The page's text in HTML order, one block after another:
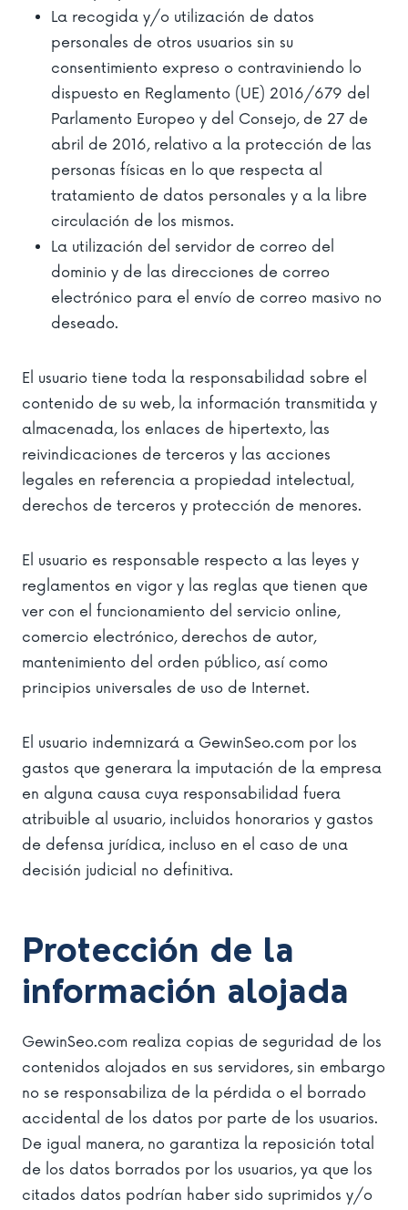
La recogida y/o utilización de datos
personales de otros usuarios sin su
consentimiento expreso o contraviniendo lo
dispuesto en Reglamento (UE) 2016/679 del
Parlamento Europeo y del Consejo, de 27 de
abril de 2016, relativo a la protección de las
personas físicas en lo que respecta al
tratamiento de datos personales y a la libre
circulación de los mismos.
La utilización del servidor de correo del
dominio y de las direcciones de correo
electrónico para el envío de correo masivo no
deseado.
El usuario tiene toda la responsabilidad sobre el
contenido de su web, la información transmitida y
almacenada, los enlaces de hipertexto, las
reivindicaciones de terceros y las acciones
legales en referencia a propiedad intelectual,
derechos de terceros y protección de menores.
El usuario es responsable respecto a las leyes y
reglamentos en vigor y las reglas que tienen que
ver con el funcionamiento del servicio online,
comercio electrónico, derechos de autor,
mantenimiento del orden público, así como
principios universales de uso de Internet.
El usuario indemnizará a GewinSeo.com por los
gastos que generara la imputación de la empresa
en alguna causa cuya responsabilidad fuera
atribuible al usuario, incluidos honorarios y gastos
de defensa jurídica, incluso en el caso de una
decisión judicial no definitiva.
Protección de la
información alojada
GewinSeo.com realiza copias de seguridad de los
contenidos alojados en sus servidores, sin embargo
no se responsabiliza de la pérdida o el borrado
accidental de los datos por parte de los usuarios.
De igual manera, no garantiza la reposición total
de los datos borrados por los usuarios, ya que los
citados datos podrían haber sido suprimidos y/o